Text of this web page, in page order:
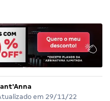
em 29/11/22